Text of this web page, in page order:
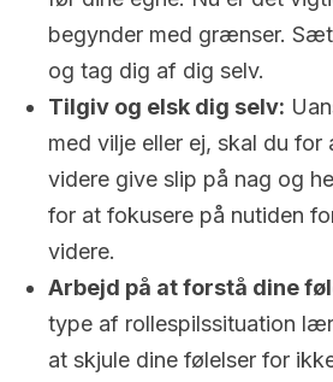
begynder med grænser.
og tag dig af dig selv.
Tilgiv og elsk dig selv:
med vilje eller ej, skal du for
videre give slip på nag og
for at fokusere på nutiden
videre.
Arbejd på at forstå dine
type af rollespilssituation
at skjule dine følelser for